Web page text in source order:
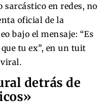
en redes, no
oficial de la
bajo el mensaje: “Es
tu ex”, en un tuit
detrás de